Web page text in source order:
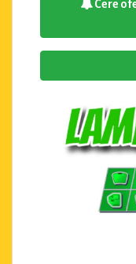
Cere